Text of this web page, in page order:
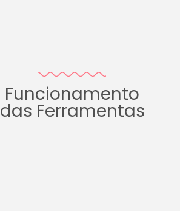
Funcionamento
das Ferramentas